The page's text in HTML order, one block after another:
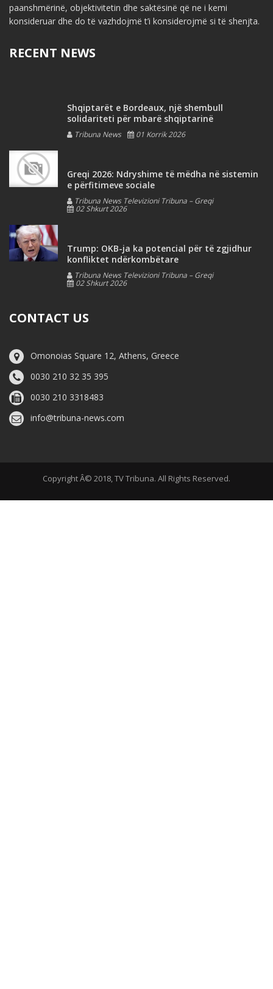
paanshmërinë, objektivitetin dhe saktësinë që ne i kemi
konsideruar dhe do të vazhdojmë t’i konsiderojmë si të shenjta.
RECENT NEWS
Shqiptarët e Bordeaux, një shembull
solidariteti për mbarë shqiptarinë
Tribuna News 01 Korrik 2026
Greqi 2026: Ndryshime të mëdha në sistemin
e përfitimeve sociale
Tribuna News Televizioni Tribuna – Greqi
02 Shkurt 2026
Trump: OKB-ja ka potencial për të zgjidhur
konfliktet ndërkombëtare
Tribuna News Televizioni Tribuna – Greqi
02 Shkurt 2026
CONTACT US
Omonoias Square 12, Athens, Greece
0030 210 32 35 395
0030 210 3318483
info@tribuna-news.com
Copyright Â© 2018, TV Tribuna. All Rights Reserved.